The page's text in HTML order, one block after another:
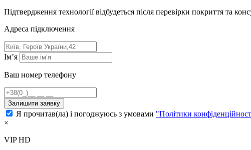
Підтвердження технології відбудеться після перевірки покриття та
Адресa підключення
Ім’я
Ваш номер телефону
Залишити заявку
Я прочитав(ла) і погоджуюсь з умовами "Політики
×
VIP HD